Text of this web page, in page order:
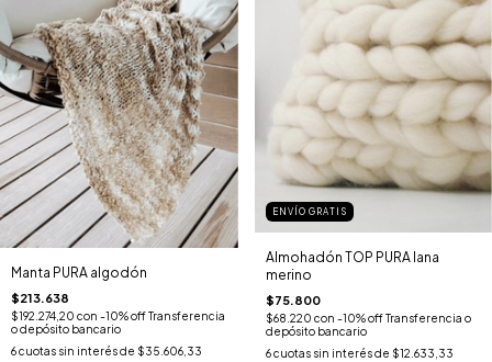
Manta PURA algodón
$213.638
$192.274,20 con -10% off Transferencia
o depósito bancario
6cuotas sin interés de $35.606,33
ENVÍO GRATIS
Almohadón TOP PURA lana
merino
$75.800
$68.220 con -10% off Transferencia o
depósito bancario
6 cuotas sin interés de $12.633,33